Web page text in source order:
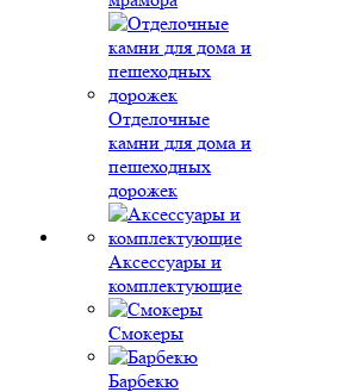
Отделочные
камни для дома и
пешеходных
дорожек
Аксессуары и
комплектующие
Смокеры
Барбекю